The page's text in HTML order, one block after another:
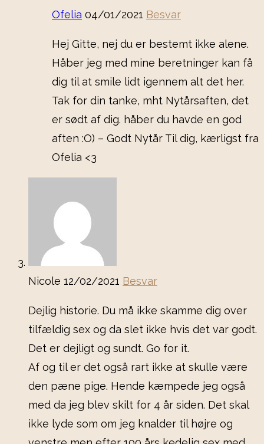
Ofelia 04/01/2021 Besvar
Hej Gitte, nej du er bestemt ikke alene.
Håber jeg med mine beretninger kan få
dig til at smile lidt igennem alt det her.
Tak for din tanke, mht Nytårsaften, det
er sødt af dig. håber du havde en god
aften :O) – Godt Nytår Til dig, kærligst fra
Ofelia <3
Nicole 12/02/2021 Besvar
Dejlig historie. Du må ikke skamme dig over
tilfældig sex og da slet ikke hvis det var godt.
Det er dejligt og sundt. Go for it.
Af og til er det også rart ikke at skulle være
den pæne pige. Hende kæmpede jeg også
med da jeg blev skilt for 4 år siden. Det skal
ikke lyde som om jeg knalder til højre og